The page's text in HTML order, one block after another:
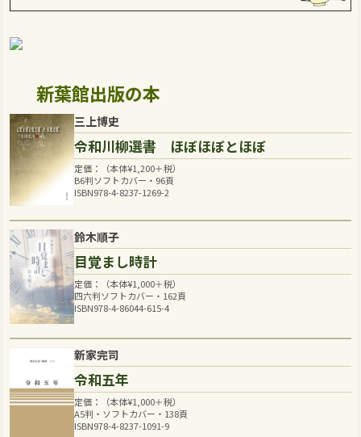
新葉館出版の本
三上博史
令和川柳選書 ほぼほぼとほぼ
定価：（本体¥1,200＋税）
B6判ソフトカバー・96頁
ISBN978-4-8237-1269-2
鈴木順子
目覚まし時計
定価：（本体¥1,000＋税）
四六判ソフトカバー・162頁
ISBN978-4-86044-615-4
新家完司
令和五年
定価：（本体¥1,000＋税）
A5判・ソフトカバー・138頁
ISBN978-4-8237-1091-9